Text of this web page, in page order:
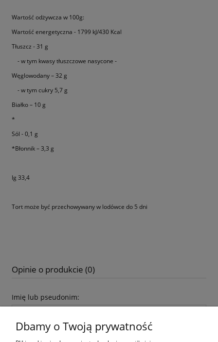
Wartość odżywcza w 100g:
Wartość energetyczna - 1799 kJ/430 Kcal
Tłuszcz - 31 g
- w tym kwasy tłuszczowe nasycone -
Węglowodany – 32 g
- w tym cukry 5,7 g
Białko – 10 g
*
Sól - 0,1 g
*Błonnik – 3,3 g
Ig 33,4
Tort może być przechowywany w lodówce do 5 dni
Opinie o produkcie (0)
Imię lub pseudonim:
Twoja opinia:
Dbamy o Twoją prywatność